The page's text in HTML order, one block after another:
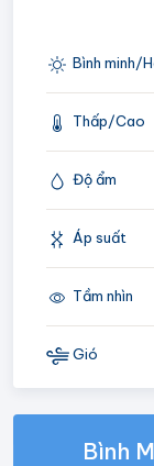
Bình minh/
Thấp/Cao
Độ ẩm
Áp suất
Tầm nhìn
Gió
Bình